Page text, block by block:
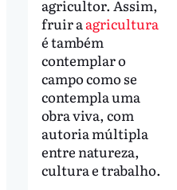
agricultor. Assim,
fruir aagricultura
é também
contemplar o
campo como se
contempla uma
obra viva, com
autoria múltipla
entre natureza,
cultura e trabalho.